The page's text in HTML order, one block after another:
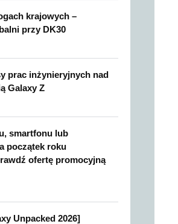
krajowych –
przy DK30
prac inżynieryjnych nad
Galaxy Z
smartfonu lub
początek roku
ofertę promocyjną
Unpacked 2026]